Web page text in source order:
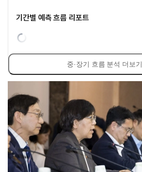
기간별 예측 흐름 리포트
중·장기 흐름 분석 더보기